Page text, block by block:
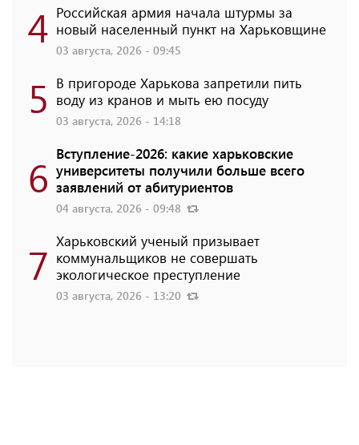
4 Российская армия начала штурмы за
новый населенный пункт на Харьковщине
03 августа, 2026 - 09:45
5 В пригороде Харькова запретили пить
воду из кранов и мыть ею посуду
03 августа, 2026 - 14:18
6 Вступление-2026: какие харьковские
университеты получили больше всего
заявлений от абитуриентов
04 августа, 2026 - 09:48
7 Харьковский ученый призывает
коммунальщиков не совершать
экологическое преступление
03 августа, 2026 - 13:20